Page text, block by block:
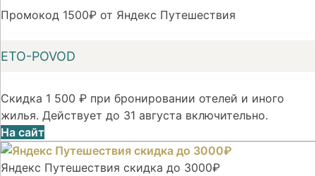
Промокод 1500₽ от Яндекс Путешествия
ETO-POVOD
Скидка 1 500 ₽ при бронировании отелей и иного
жилья. Действует до 31 августа включительно.
На сайт
Яндекс Путешествия скидка до 3000₽